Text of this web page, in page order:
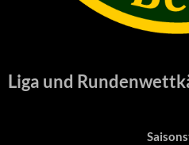
Liga und